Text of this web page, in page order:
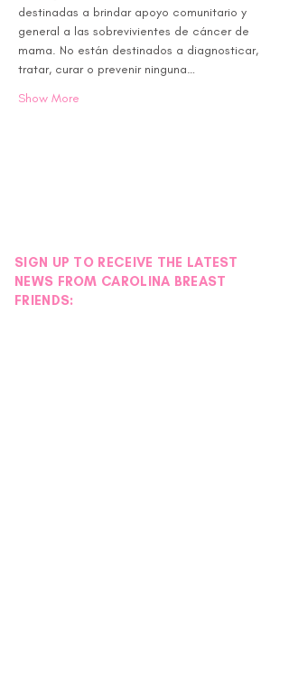
destinadas a brindar apoyo comunitario y
general a las sobrevivientes de cáncer de
mama. No están destinados a diagnosticar,
tratar, curar o prevenir ninguna…
Show More
SIGN UP TO RECEIVE THE LATEST
NEWS FROM CAROLINA BREAST
FRIENDS: